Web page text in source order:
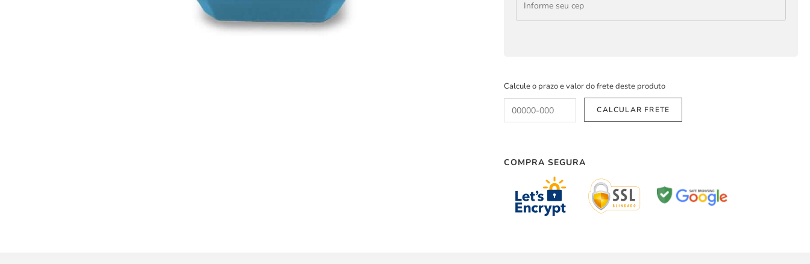
Calcule o prazo e valor do frete deste produto
COMPRA SEGURA